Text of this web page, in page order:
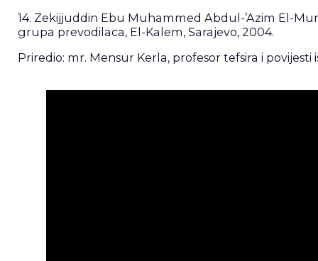
14. Zekijjuddin Ebu Muhammed Abdul-’Azim El-
grupa prevodilaca, El-Kalem, Sarajevo, 2004.
Priredio: mr. Mensur Kerla, profesor tefsira i povijesti